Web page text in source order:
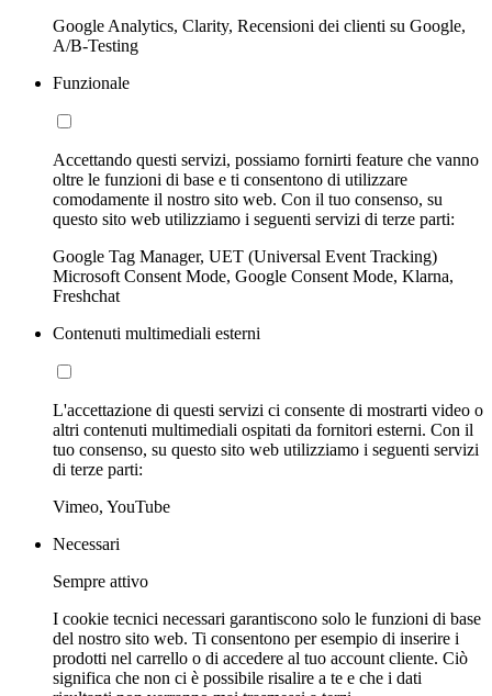
Google Analytics, Clarity, Recensioni dei clienti su Google,
A/B-Testing
Funzionale
Accettando questi servizi, possiamo fornirti feature che vanno
oltre le funzioni di base e ti consentono di utilizzare
comodamente il nostro sito web. Con il tuo consenso, su
questo sito web utilizziamo i seguenti servizi di terze parti:
Google Tag Manager, UET (Universal Event Tracking)
Microsoft Consent Mode, Google Consent Mode, Klarna,
Freshchat
Contenuti multimediali esterni
L'accettazione di questi servizi ci consente di mostrarti video o
altri contenuti multimediali ospitati da fornitori esterni. Con il
tuo consenso, su questo sito web utilizziamo i seguenti servizi
di terze parti:
Vimeo, YouTube
Necessari
Sempre attivo
I cookie tecnici necessari garantiscono solo le funzioni di base
del nostro sito web. Ti consentono per esempio di inserire i
prodotti nel carrello o di accedere al tuo account cliente. Ciò
significa che non ci è possibile risalire a te e che i dati